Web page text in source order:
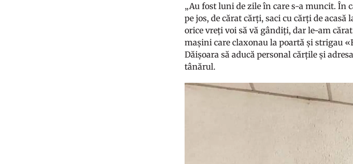
„Au fost luni de zile în care s-a muncit. În
pe jos, de cărat cărți, saci cu cărți de
orice vreți voi să vă gândiți, dar le-am
mașini care claxonau la poartă și strigau
Dăișoara să aducă personal cărțile și
tânărul.